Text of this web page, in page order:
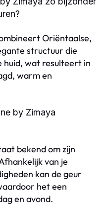
Oriëntaalse,
structuur die
huid, wat resulteert in
warm en
by Zimaya
bekend om zijn
van je
kan de geur
het een
en avond.